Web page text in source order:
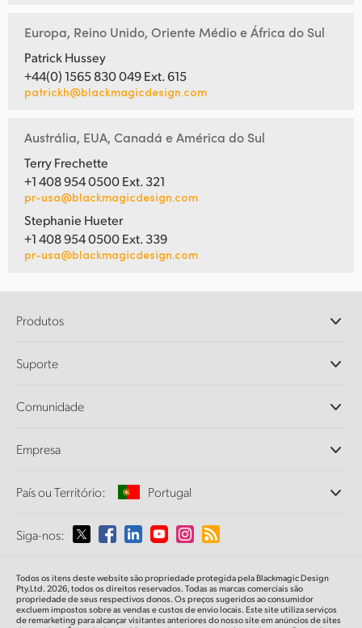
Europa, Reino Unido, Oriente Médio e África do Sul
Patrick Hussey
+44(0) 1565 830 049 Ext. 615
patrickh@blackmagicdesign.com
Austrália, EUA, Canadá e América do Sul
Terry Frechette
+1 408 954 0500 Ext. 321
pr-usa@blackmagicdesign.com
Stephanie Hueter
+1 408 954 0500 Ext. 339
pr-usa@blackmagicdesign.com
Produtos
DaVinci Resolve e Fusion
Ultimatte
Captura e Reprodução
Conversão de Padrões
Monitoramento
Armazenamento em Rede
Roteamento e Distribuição
Streaming e Codificação
Suporte
Central de Suporte Técnico
Comunidade
Empresa
Sobre a Blackmagic Design
Imprensa
País ou Território: Portugal
Selecione seu país ou território
Australia
Siga-nos:
Todos os itens deste website são propriedade protegida pela Blackmagic Design
Pty.Ltd. 2026, todos os direitos reservados. Todas as marcas comerciais são
propriedade de seus respectivos donos. Os preços sugeridos ao consumidor
excluem impostos sobre as vendas e custos de envio locais. Este site utiliza serviços
de remarketing para alcançar visitantes anteriores do nosso site em anúncios de sites